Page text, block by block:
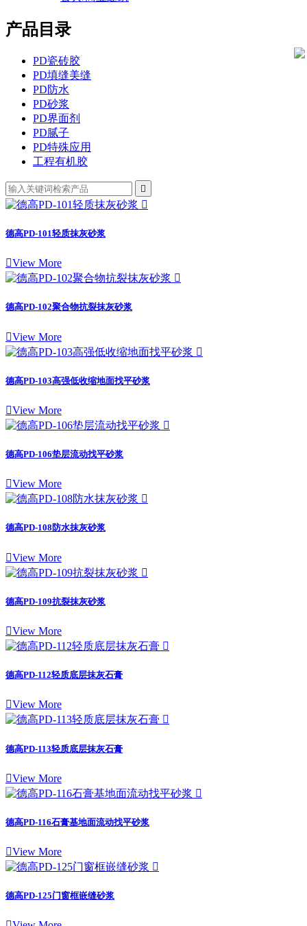
产品目录
PD瓷砖胶
PD填缝美缝
PD防水
PD砂浆
PD界面剂
PD腻子
PD特殊应用
工程有机胶


德高PD-101轻质抹灰砂浆
View More

德高PD-102聚合物抗裂抹灰砂浆
View More

德高PD-103高强低收缩地面找平砂浆
View More

德高PD-106垫层流动找平砂浆
View More

德高PD-108防水抹灰砂浆
View More

德高PD-109抗裂抹灰砂浆
View More

德高PD-112轻质底层抹灰石膏
View More

德高PD-113轻质底层抹灰石膏
View More

德高PD-116石膏基地面流动找平砂浆
View More

德高PD-125门窗框嵌缝砂浆